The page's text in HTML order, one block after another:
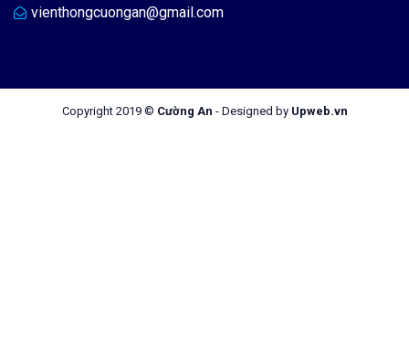
vienthongcuongan@gmail.com
Copyright 2019 © Cường An - Designed by Upweb.vn